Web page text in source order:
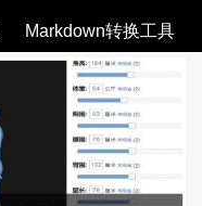
Markdown转换工具
全部文章